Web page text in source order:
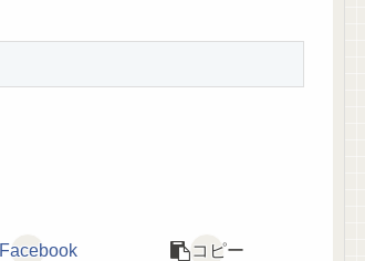
Facebook コピー